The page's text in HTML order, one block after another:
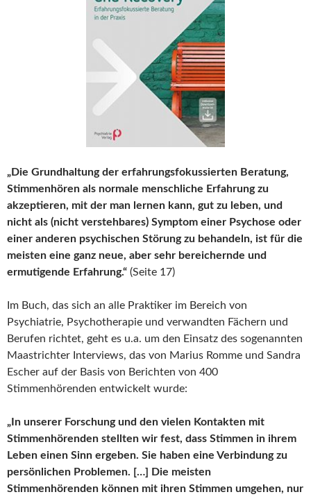
„Die Grundhaltung der erfahrungsfokussierten Beratung,
Stimmenhören als normale menschliche Erfahrung zu
akzeptieren, mit der man lernen kann, gut zu leben, und
nicht als (nicht verstehbares) Symptom einer Psychose oder
einer anderen psychischen Störung zu behandeln, ist für die
meisten eine ganz neue, aber sehr bereichernde und
ermutigende Erfahrung.“ (Seite 17)
Im Buch, das sich an alle Praktiker im Bereich von
Psychiatrie, Psychotherapie und verwandten Fächern und
Berufen richtet, geht es u.a. um den Einsatz des sogenannten
Maastrichter Interviews, das von Marius Romme und Sandra
Escher auf der Basis von Berichten von 400
Stimmenhörenden entwickelt wurde:
„In unserer Forschung und den vielen Kontakten mit
Stimmenhörenden stellten wir fest, dass Stimmen in ihrem
Leben einen Sinn ergeben. Sie haben eine Verbindung zu
persönlichen Problemen. […] Die meisten
Stimmenhörenden können mit ihren Stimmen umgehen, nur